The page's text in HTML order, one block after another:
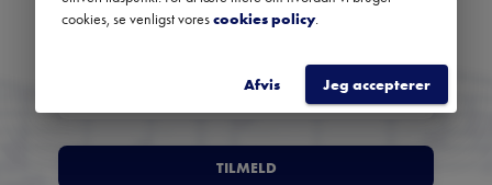
anbefalinger fra hele landet.
TILMELD
cookies, se venligst vorescookies policy.
Afvis Jeg accepterer